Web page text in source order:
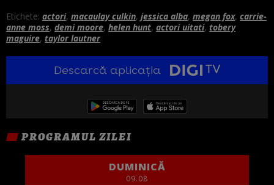
Etichete: actori, macaulay culkin, jessica alba, megan fox, carrie-
anne moss, demi moore, helen hunt, actori uitati, tobery
maguire, taylor lautner
Descarcă aplicația
PROGRAMUL ZILEI
DUMINICĂ
09.08